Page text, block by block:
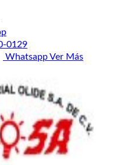
0129
WhatsappVer Más